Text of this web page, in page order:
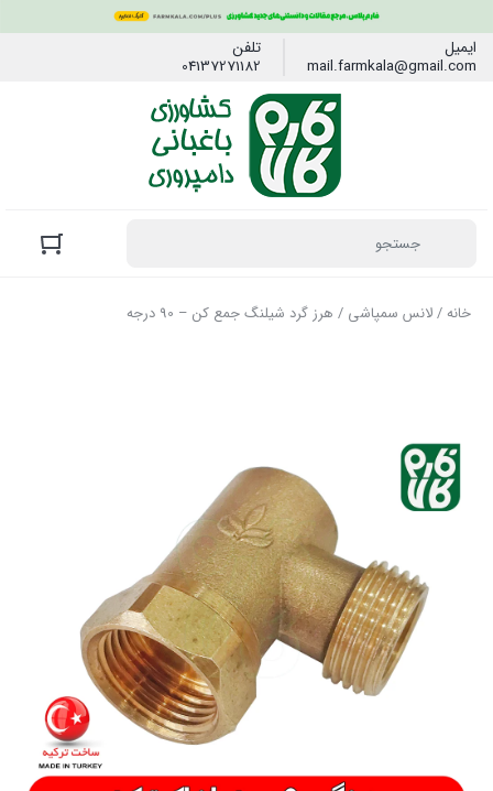
ایمیل
mail.farmkala@gmail.com
تلفن
04137271182
خانه/لانس سمپاشی / هرز گرد شیلنگ جمع کن – 90 درجه